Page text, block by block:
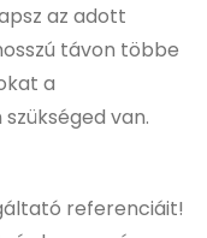
az adott
távon többe
a
van.
referenciáit!